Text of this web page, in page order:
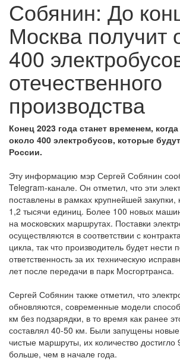
Собянин: До
Москва получит
400
отечественного
производства
Конец 2023 года станет временем,
около 400 электробусов, которые
России.
Эту информацию мэр Сергей Собянин
Telegram-канале. Он отметил, что эти
поставлены в рамках крупнейшей закупки,
1,2 тысячи единиц. Более 100 новых
на московских маршрутах. Поставки
осуществляются в соответствии с
цикла, так что производитель будет нести
ответственность за их техническую
лет после передачи в парк Мосгортранса.
Сергей Собянин также отметил, что
обновляются, современные модели
км без подзарядки, в то время как ранее
составлял 40-50 км. Были запущены новые
чистые маршруты, их количество достигло
больше, чем в начале года.